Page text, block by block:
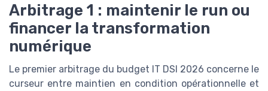
Arbitrage 1 : maintenir le run ou
financer la transformation
numérique
Le premier arbitrage du budget IT DSI 2026 concerne le
curseur entre maintien en condition opérationnelle et